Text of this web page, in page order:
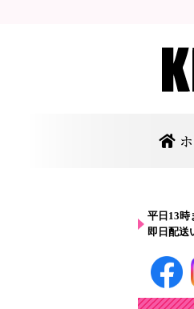
平日13時
即日配送